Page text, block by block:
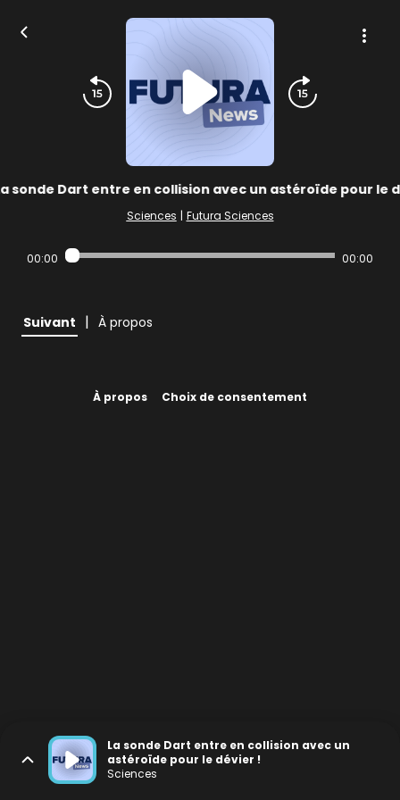
sonde Dart entre en collision avec un astéroïde pour le
Sciences | Futura Sciences
00:00 00:00
Suivant | À propos
À propos Choix de consentement
La sonde Dart entre en collision avec un
astéroïde pour le dévier !
Sciences